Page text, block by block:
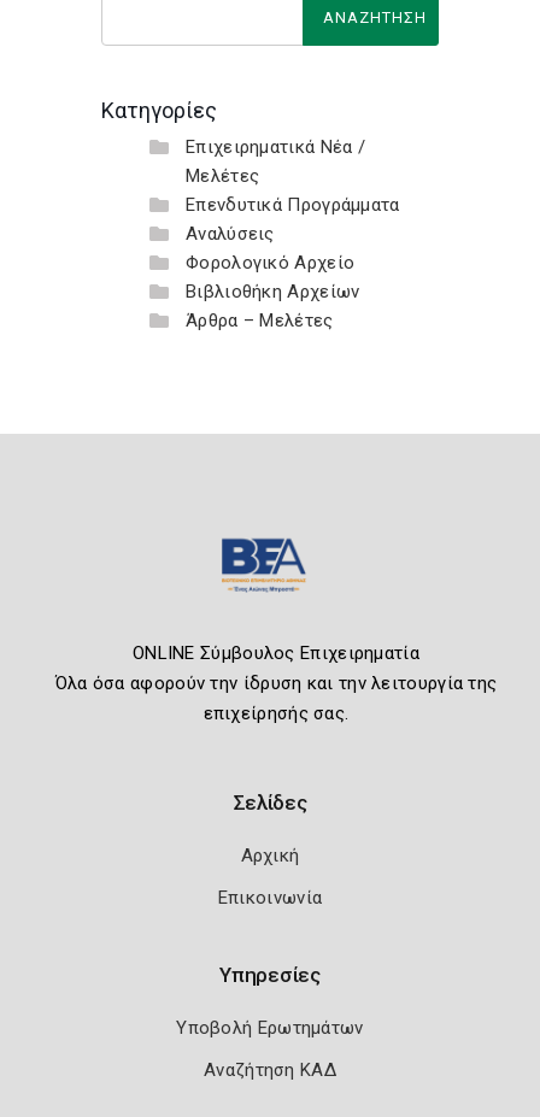
Κατηγορίες
Επιχειρηματικά Νέα /
Μελέτες
Επενδυτικά Προγράμματα
Αναλύσεις
Φορολογικό Αρχείο
Βιβλιοθήκη Αρχείων
Άρθρα – Μελέτες
ONLINE Σύμβουλος Επιχειρηματία
Όλα όσα αφορούν την ίδρυση και την λειτουργία της
επιχείρησής σας.
Σελίδες
Αρχική
Επικοινωνία
Υπηρεσίες
Υποβολή Ερωτημάτων
Αναζήτηση ΚΑΔ